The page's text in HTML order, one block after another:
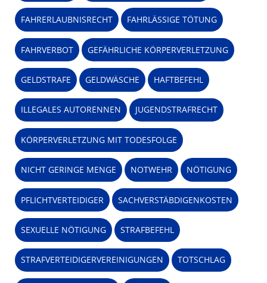
FAHRERLAUBNISRECHT FAHRLÄSSIGE TÖTUNG
FAHRVERBOT GEFÄHRLICHE KÖRPERVERLETZUNG
GELDSTRAFE GELDWÄSCHE HAFTBEFEHL
ILLEGALES AUTORENNEN JUGENDSTRAFRECHT
KÖRPERVERLETZUNG MIT TODESFOLGE
NICHT GERINGE MENGE NOTWEHR NÖTIGUNG
PFLICHTVERTEIDIGER SACHVERSTÄBDIGENKOSTEN
SEXUELLE NÖTIGUNG STRAFBEFEHL
STRAFVERTEIDIGERVEREINIGUNGEN TOTSCHLAG